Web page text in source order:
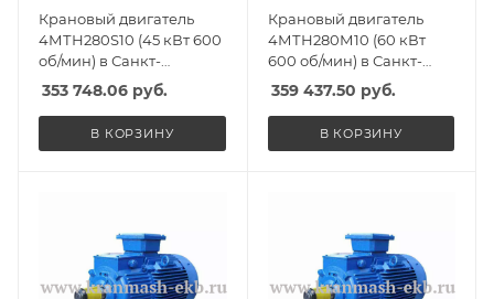
Крановый двигатель
4МТН280S10 (45 кВт 600
об/мин) в Санкт-
Петербурге, Спб
353 748.06 руб.
В КОРЗИНУ
Крановый двигатель
4МТН280М10 (60 кВт
600 об/мин) в Санкт-
Петербурге, Спб
359 437.50 руб.
В КОРЗИНУ